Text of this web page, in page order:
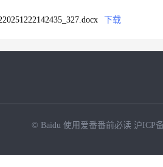
下载
© Baidu 使用爱番番前必读 沪ICP